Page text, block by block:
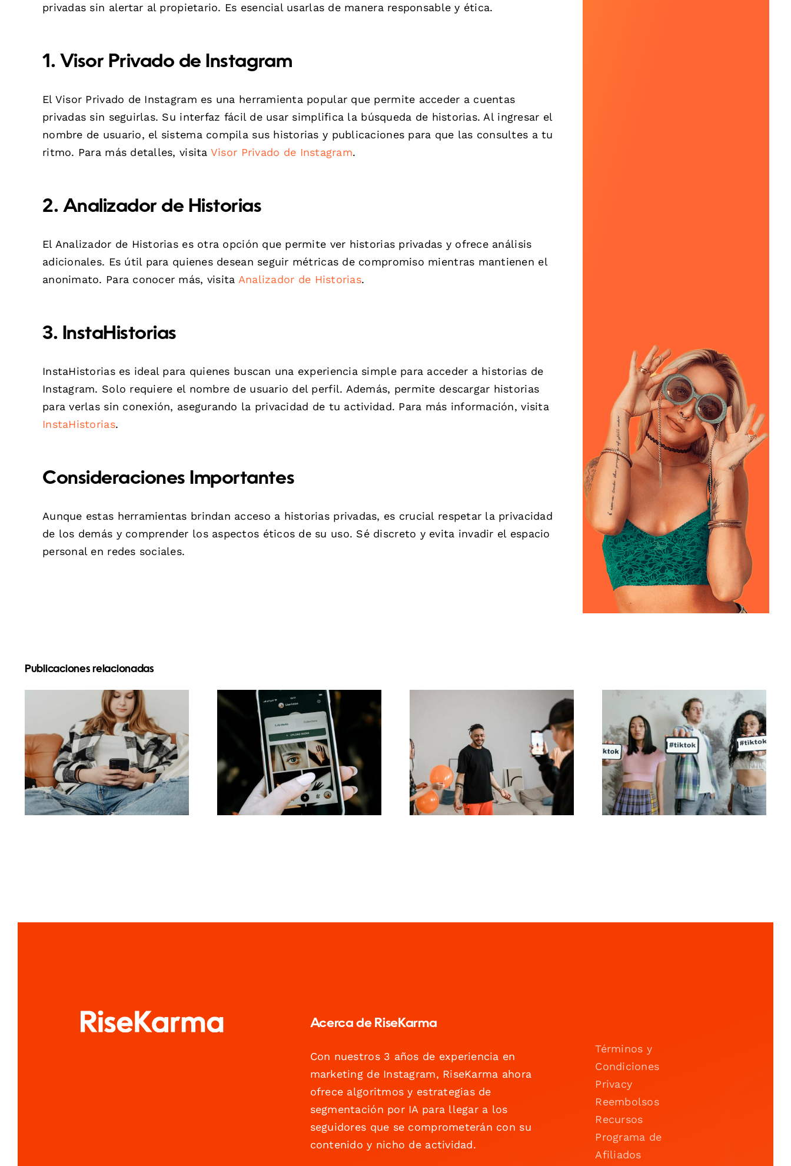
privadas sin alertar al propietario. Es esencial usarlas de manera responsable y ética.
1. Visor Privado de Instagram
El Visor Privado de Instagram es una herramienta popular que permite acceder a cuentas
privadas sin seguirlas. Su interfaz fácil de usar simplifica la búsqueda de historias. Al ingresar el
nombre de usuario, el sistema compila sus historias y publicaciones para que las consultes a tu
ritmo. Para más detalles, visita Visor Privado de Instagram.
2. Analizador de Historias
El Analizador de Historias es otra opción que permite ver historias privadas y ofrece análisis
adicionales. Es útil para quienes desean seguir métricas de compromiso mientras mantienen el
anonimato. Para conocer más, visita Analizador de Historias.
3. InstaHistorias
InstaHistorias es ideal para quienes buscan una experiencia simple para acceder a historias de
Instagram. Solo requiere el nombre de usuario del perfil. Además, permite descargar historias
para verlas sin conexión, asegurando la privacidad de tu actividad. Para más información, visita
InstaHistorias.
Consideraciones Importantes
Aunque estas herramientas brindan acceso a historias privadas, es crucial respetar la privacidad
de los demás y comprender los aspectos éticos de su uso. Sé discreto y evita invadir el espacio
personal en redes sociales.
Publicaciones relacionadas
Estrategias
innovadoras para
aumentar la
visibilidad de grupos
de Facebook este
año
Mejores prácticas
para usar filtros de
realidad aumentada
en redes sociales
Las 21 preguntas más
buscadas sobre las
redes sociales
Mejores aplicaciones
de edición de video
para crear
masterpieces en
TikTok
Acerca de RiseKarma
Con nuestros 3 años de experiencia en
marketing de Instagram, RiseKarma ahora
ofrece algoritmos y estrategias de
segmentación por IA para llegar a los
seguidores que se comprometerán con su
contenido y nicho de actividad.
Términos y
Condiciones
Privacy
Reembolsos
Recursos
Programa de
Afiliados